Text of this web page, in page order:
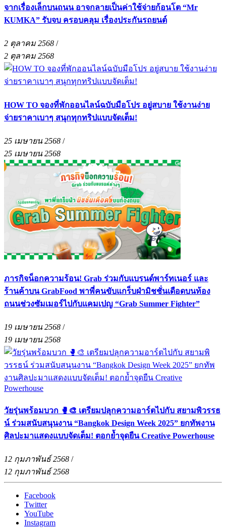
จากเรื่องเล็กบนถนน อาจกลายเป็นค่าใช้จ่ายก้อนโต “Mr
KUMKA” รับจบ ครอบคลุม เรื่องประกันรถยนต์
2 ตุลาคม 2568 /
2 ตุลาคม 2568
HOW TO จองที่พักออนไลน์ฉบับมือโปร อยู่สบาย ใช้งานง่าย
จ่ายราคาเบาๆ สนุกทุกทริปแบบจัดเต็ม!
25 เมษายน 2568 /
25 เมษายน 2568
ภารกิจน็อกความร้อน! Grab ร่วมกับแบรนด์พาร์ทเนอร์ และ
ร้านค้าบน GrabFood พาพี่คนขับแกร็บฝ่ามิชชั่นเดือดบนท้อง
ถนนช่วงซัมเมอร์ไปกับแคมเปญ “Grab Summer Fighter”
19 เมษายน 2568 /
19 เมษายน 2568
วัยรุ่นพร้อมบวก 🥊🎨 เตรียมปลุกความอาร์ตไปกับ สยามพิวรรธ
น์ ร่วมสนับสนุนงาน “Bangkok Design Week 2025” ยกทัพงาน
ศิลปะมาแสดงแบบจัดเต็ม! ตอกย้ำจุดยืน Creative Powerhouse
12 กุมภาพันธ์ 2568 /
12 กุมภาพันธ์ 2568
Facebook
Twitter
YouTube
Instagram